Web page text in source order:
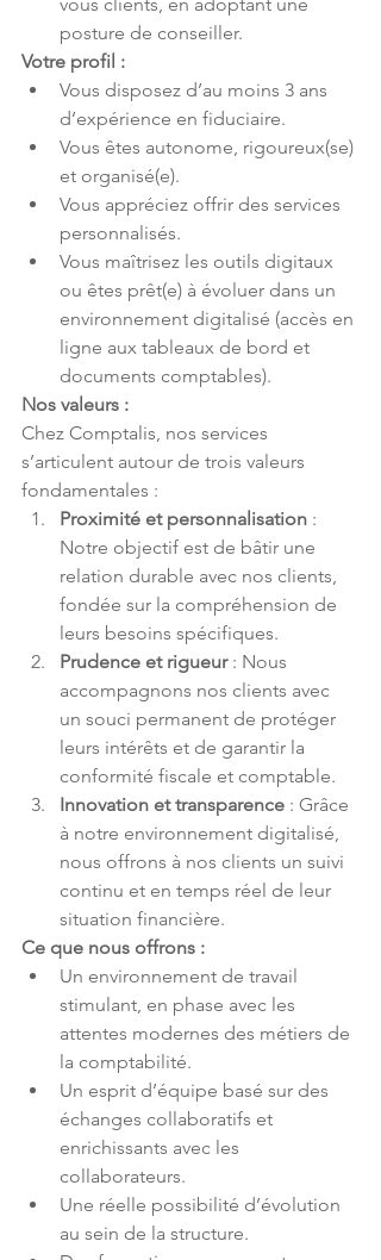
posture de conseiller.
Votre profil :
Vous disposez d’au moins 3 ans
d’expérience en fiduciaire.
Vous êtes autonome, rigoureux(se)
et organisé(e).
Vous appréciez offrir des services
personnalisés.
Vous maîtrisez les outils digitaux
ou êtes prêt(e) à évoluer dans un
environnement digitalisé (accès en
ligne aux tableaux de bord et
documents comptables).
Nos valeurs :
Chez Comptalis, nos services
s’articulent autour de trois valeurs
fondamentales :
Proximité et personnalisation :
Notre objectif est de bâtir une
relation durable avec nos clients,
fondée sur la compréhension de
leurs besoins spécifiques.
Prudence et rigueur : Nous
accompagnons nos clients avec
un souci permanent de protéger
leurs intérêts et de garantir la
conformité fiscale et comptable.
Innovation et transparence : Grâce
à notre environnement digitalisé,
nous offrons à nos clients un suivi
continu et en temps réel de leur
situation financière.
Ce que nous offrons :
Un environnement de travail
stimulant, en phase avec les
attentes modernes des métiers de
la comptabilité.
Un esprit d’équipe basé sur des
échanges collaboratifs et
enrichissants avec les
collaborateurs.
Une réelle possibilité d’évolution
au sein de la structure.